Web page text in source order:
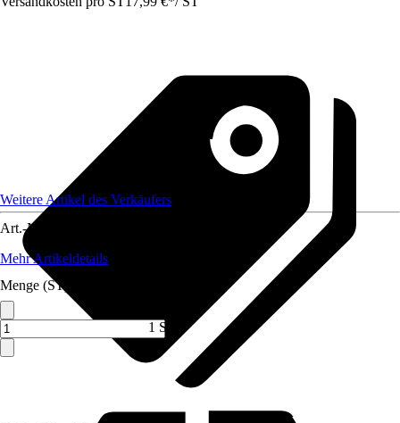
Weitere Artikel des Verkäufers
Art.-Nr.
Mehr Artikeldetails
Menge (ST)
1 ST